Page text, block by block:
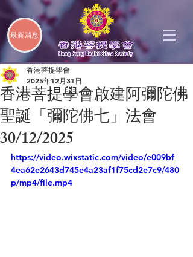
最新消息
香港菩提學會啟建阿彌陀佛
聖誕「彌陀佛七」法會
30/12/2025
香港菩提學會
2025年12月31日
https://video.wixstatic.com/video/e009bf_
4ea62e2643d745e4a23af1f75cd2e7c9/480
p/mp4/file.mp4